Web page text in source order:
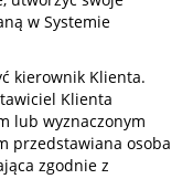
w Systemie
kierownik Klienta.
Klienta
lub wyznaczonym
przedstawiana osoba
zgodnie z